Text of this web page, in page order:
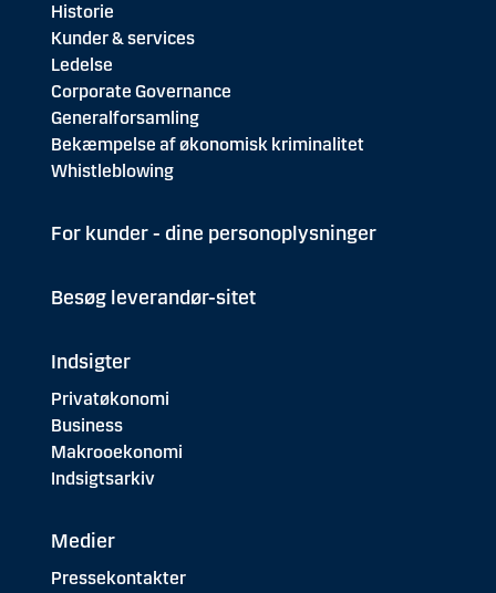
Historie
Kunder & services
Ledelse
Corporate Governance
Generalforsamling
Bekæmpelse af økonomisk kriminalitet
Whistleblowing
For kunder - dine personoplysninger
Besøg leverandør-sitet
Indsigter
Privatøkonomi
Business
Makrooekonomi
Indsigtsarkiv
Medier
Pressekontakter